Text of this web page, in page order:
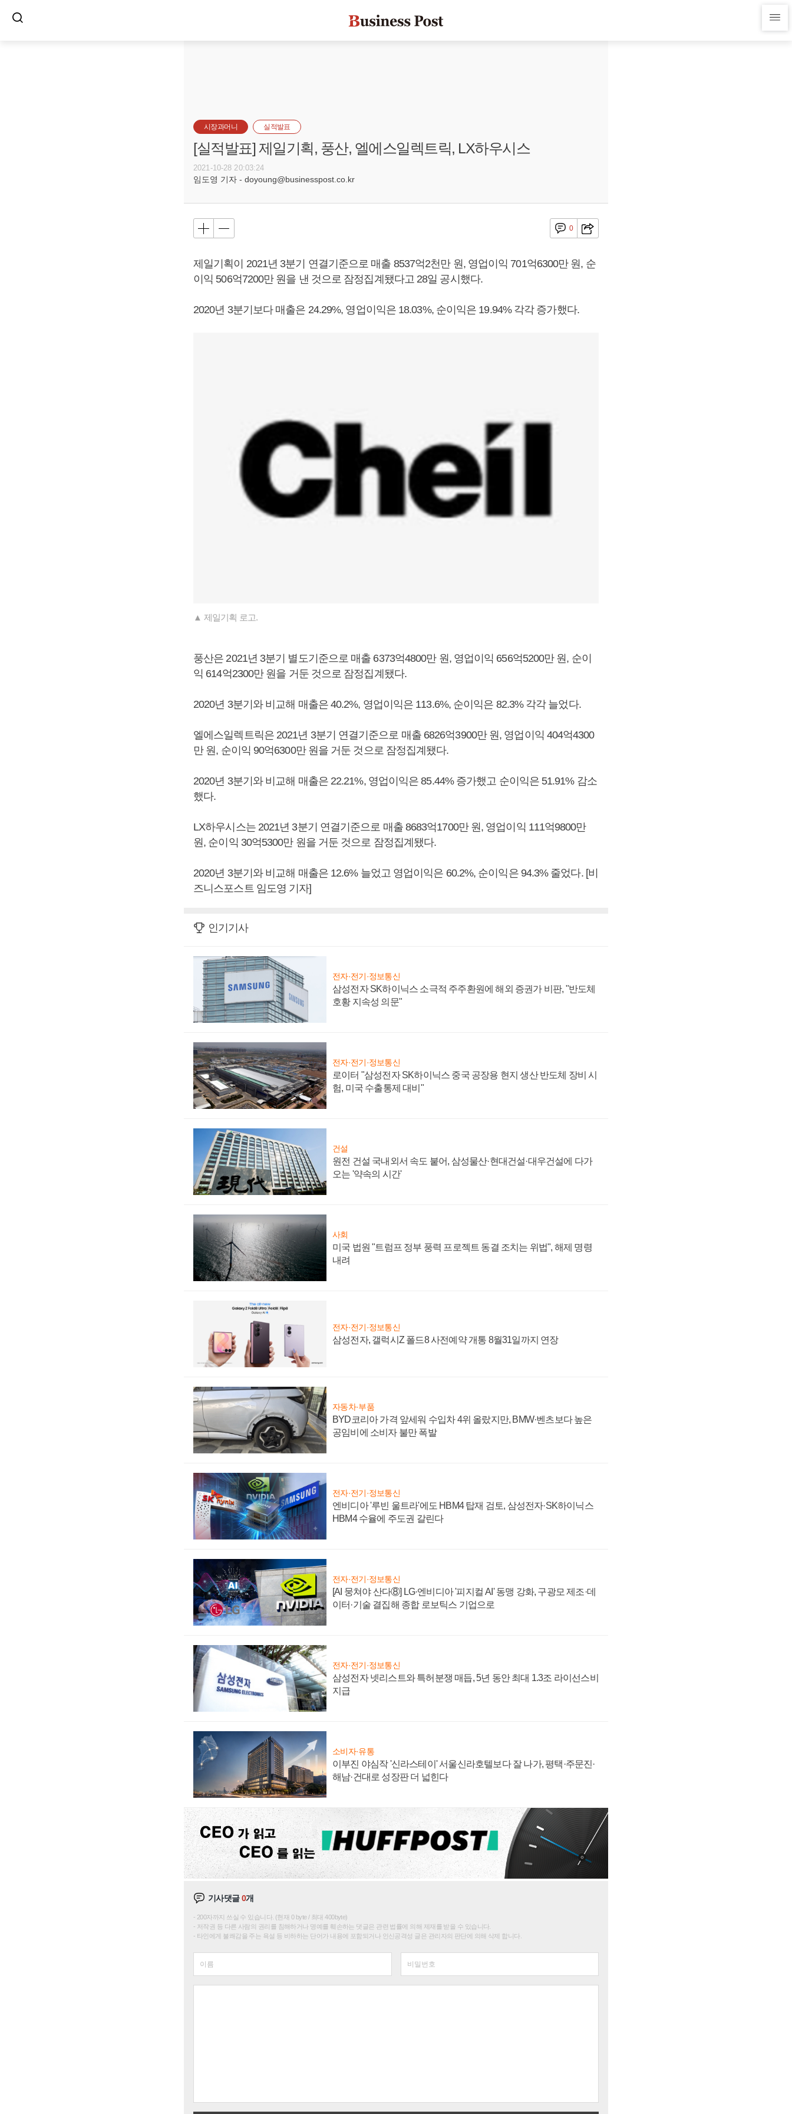
시장과머니 실적발표
[실적발표] 제일기획, 풍산, 엘에스일렉트릭, LX하우시스
2021-10-28 20:03:24
임도영 기자 - doyoung@businesspost.co.kr
0
제일기획이 2021년 3분기 연결기준으로 매출 8537억2천만 원, 영업이익 701억6300만 원, 순
이익 506억7200만 원을 낸 것으로 잠정집계됐다고 28일 공시했다.
2020년 3분기보다 매출은 24.29%, 영업이익은 18.03%, 순이익은 19.94% 각각 증가했다.
▲ 제일기획 로고.
풍산은 2021년 3분기 별도기준으로 매출 6373억4800만 원, 영업이익 656억5200만 원, 순이
익 614억2300만 원을 거둔 것으로 잠정집계됐다.
2020년 3분기와 비교해 매출은 40.2%, 영업이익은 113.6%, 순이익은 82.3% 각각 늘었다.
엘에스일렉트릭은 2021년 3분기 연결기준으로 매출 6826억3900만 원, 영업이익 404억4300
만 원, 순이익 90억6300만 원을 거둔 것으로 잠정집계됐다.
2020년 3분기와 비교해 매출은 22.21%, 영업이익은 85.44% 증가했고 순이익은 51.91% 감소
했다.
LX하우시스는 2021년 3분기 연결기준으로 매출 8683억1700만 원, 영업이익 111억9800만
원, 순이익 30억5300만 원을 거둔 것으로 잠정집계됐다.
2020년 3분기와 비교해 매출은 12.6% 늘었고 영업이익은 60.2%, 순이익은 94.3% 줄었다. [비
즈니스포스트 임도영 기자]
인기기사
전자·전기·정보통신
삼성전자 SK하이닉스 소극적 주주환원에 해외 증권가 비판, "반도체
호황 지속성 의문"
전자·전기·정보통신
로이터 "삼성전자 SK하이닉스 중국 공장용 현지 생산 반도체 장비 시
험, 미국 수출통제 대비"
건설
원전 건설 국내외서 속도 붙어, 삼성물산·현대건설·대우건설에 다가
오는 '약속의 시간'
사회
미국 법원 "트럼프 정부 풍력 프로젝트 동결 조치는 위법", 해제 명령
내려
전자·전기·정보통신
삼성전자, 갤럭시Z 폴드8 사전예약 개통 8월31일까지 연장
자동차·부품
BYD코리아 가격 앞세워 수입차 4위 올랐지만, BMW·벤츠보다 높은
공임비에 소비자 불만 폭발
전자·전기·정보통신
엔비디아 '루빈 울트라'에도 HBM4 탑재 검토, 삼성전자·SK하이닉스
HBM4 수율에 주도권 갈린다
전자·전기·정보통신
[AI 뭉쳐야 산다⑧] LG·엔비디아 '피지컬 AI' 동맹 강화, 구광모 제조·데
이터·기술 결집해 종합 로보틱스 기업으로
전자·전기·정보통신
삼성전자 넷리스트와 특허분쟁 매듭, 5년 동안 최대 1.3조 라이선스비
지급
소비자·유통
이부진 야심작 '신라스테이' 서울신라호텔보다 잘 나가, 평택·주문진·
해남·건대로 성장판 더 넓힌다
기사댓글0개
200자까지 쓰실 수 있습니다. (현재 0 byte / 최대 400byte)
저작권 등 다른 사람의 권리를 침해하거나 명예를 훼손하는 댓글은 관련 법률에 의해 제재를 받을 수 있습니다.
타인에게 불쾌감을 주는 욕설 등 비하하는 단어가 내용에 포함되거나 인신공격성 글은 관리자의 판단에 의해 삭제 합니다.